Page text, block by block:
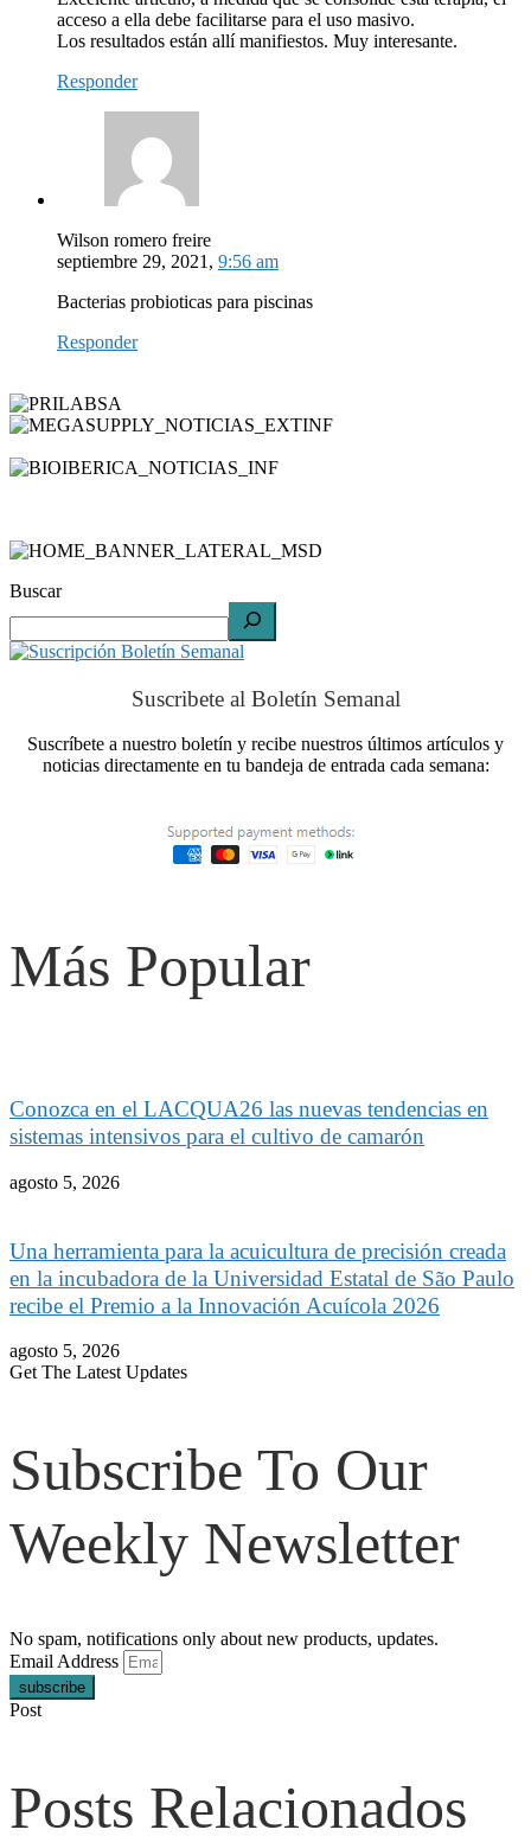
acceso a ella debe facilitarse para el uso masivo.
Los resultados están allí manifiestos. Muy interesante.
Responder
Wilson romero freire
septiembre 29, 2021, 9:56 am
Bacterias probioticas para piscinas
Responder
Buscar
Suscribete al Boletín Semanal
Suscríbete a nuestro boletín y recibe nuestros últimos artículos y
noticias directamente en tu bandeja de entrada cada semana:
Más Popular
Conozca en el LACQUA26 las nuevas tendencias en
sistemas intensivos para el cultivo de camarón
agosto 5, 2026
Una herramienta para la acuicultura de precisión creada
en la incubadora de la Universidad Estatal de São Paulo
recibe el Premio a la Innovación Acuícola 2026
agosto 5, 2026
Get The Latest Updates
Subscribe To Our
Weekly Newsletter
No spam, notifications only about new products, updates.
Email Address
subscribe
Post
Posts Relacionados